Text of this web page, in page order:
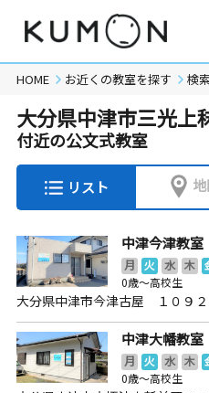
HOME お近くの教室を探す 検
大分県中津市三光上
付近の公文式教室
リスト
中津今津教室
月 火 水 木
0歳～高校生
大分県中津市今津古屋 １０９２
中津大幡教室
月 火 水 木
0歳～高校生